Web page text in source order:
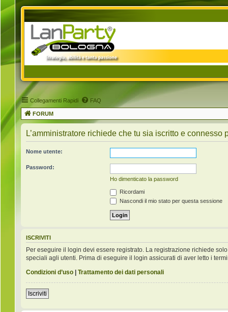
Collegamenti Rapidi FAQ
FORUM
L’amministratore richiede che tu sia iscritto e connesso
Nome utente:
Password:
Ho dimenticato la password
Ricordami
Nascondi il mio stato per questa sessione
ISCRIVITI
Per eseguire il login devi essere registrato. La registrazione richiede
speciali agli utenti. Prima di eseguire il login assicurati di aver letto i
Condizioni d’uso | Trattamento dei dati personali
Iscriviti